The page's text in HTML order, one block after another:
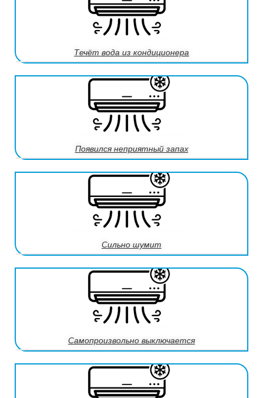
Течёт вода из кондиционера
Появился неприятный запах
Сильно шумит
Самопроизвольно выключается